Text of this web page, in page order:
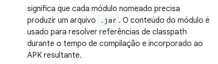
significa que cada módulo nomeado precisa
produzir um arquivo
.jar . O conteúdo do módulo é
usado para resolver referências de classpath
durante o tempo de compilação e incorporado ao
APK resultante.